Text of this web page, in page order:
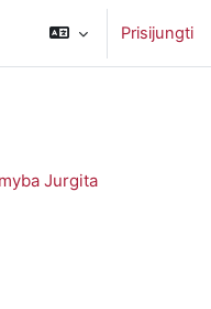
Prisijungti
Jurgita